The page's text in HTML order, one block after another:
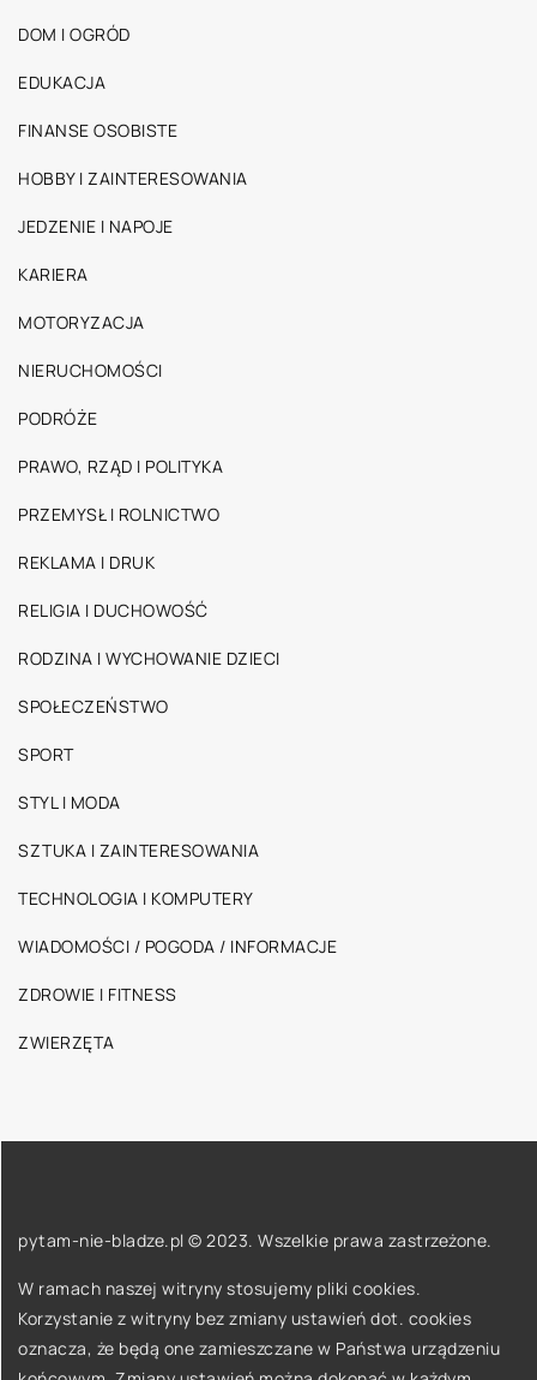
DOM I OGRÓD
EDUKACJA
FINANSE OSOBISTE
HOBBY I ZAINTERESOWANIA
JEDZENIE I NAPOJE
KARIERA
MOTORYZACJA
NIERUCHOMOŚCI
PODRÓŻE
PRAWO, RZĄD I POLITYKA
PRZEMYSŁ I ROLNICTWO
REKLAMA I DRUK
RELIGIA I DUCHOWOŚĆ
RODZINA I WYCHOWANIE DZIECI
SPOŁECZEŃSTWO
SPORT
STYL I MODA
SZTUKA I ZAINTERESOWANIA
TECHNOLOGIA I KOMPUTERY
WIADOMOŚCI / POGODA / INFORMACJE
ZDROWIE I FITNESS
ZWIERZĘTA
pytam-nie-bladze.pl © 2023. Wszelkie prawa zastrzeżone.
W ramach naszej witryny stosujemy pliki cookies.
Korzystanie z witryny bez zmiany ustawień dot. cookies
oznacza, że będą one zamieszczane w Państwa urządzeniu